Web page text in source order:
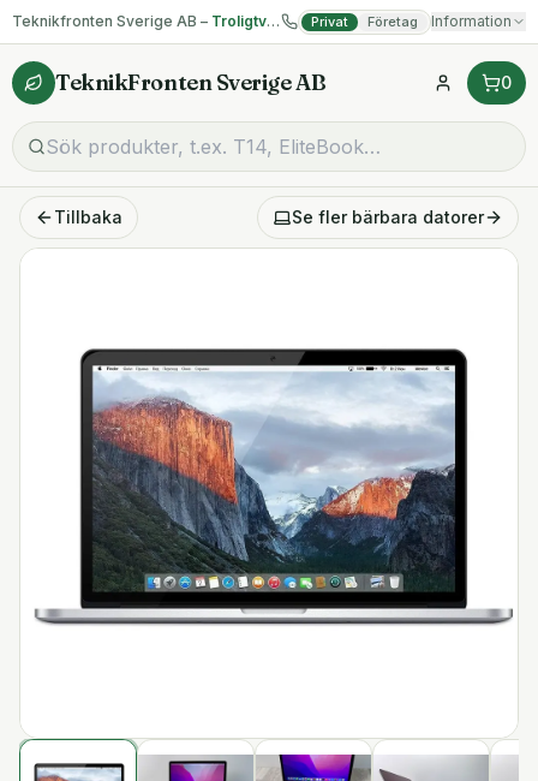
Teknikfronten Sverige AB – Troligtvis billigast på begagnad IT! Privat Företag Information
TeknikFronten Sverige AB 0
Tillbaka Se fler bärbara datorer